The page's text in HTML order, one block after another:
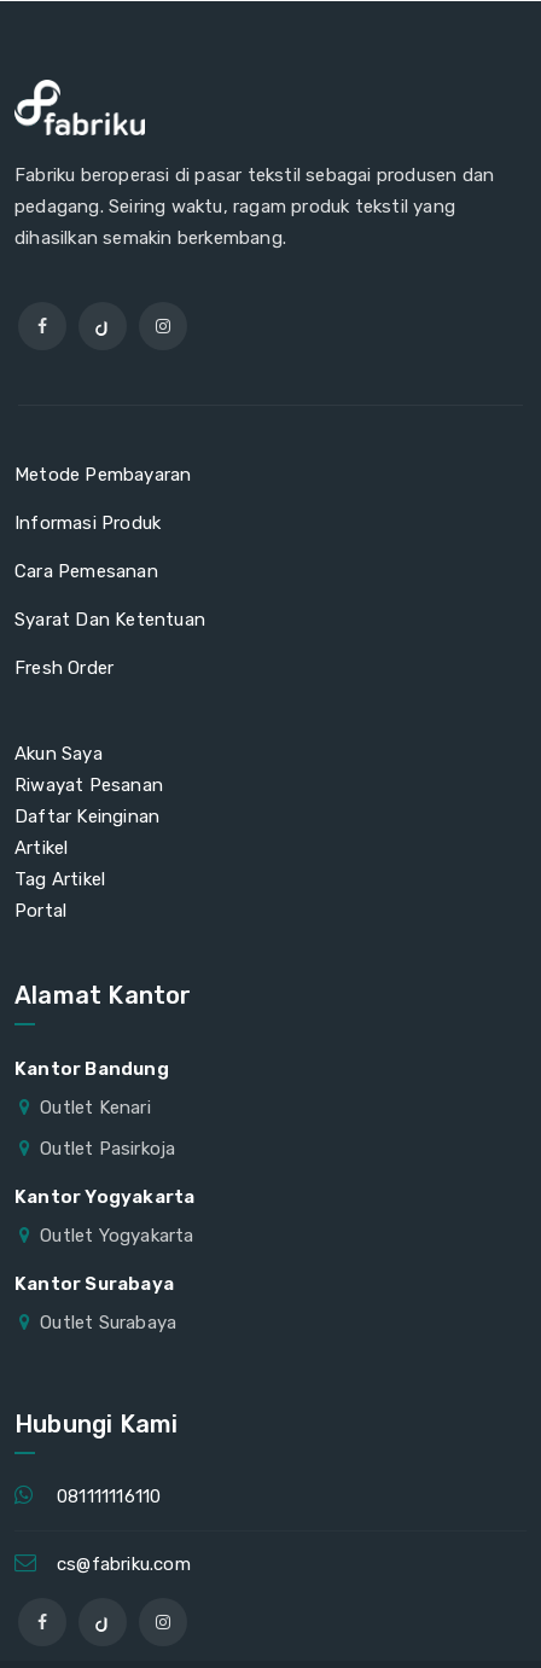
Fabriku beroperasi di pasar tekstil sebagai produsen dan
pedagang. Seiring waktu, ragam produk tekstil yang
dihasilkan semakin berkembang.
Metode Pembayaran
Informasi Produk
Cara Pemesanan
Syarat Dan Ketentuan
Fresh Order
Akun Saya
Riwayat Pesanan
Daftar Keinginan
Artikel
Tag Artikel
Portal
Alamat Kantor
Kantor Bandung
Outlet Kenari
Outlet Pasirkoja
Kantor Yogyakarta
Outlet Yogyakarta
Kantor Surabaya
Outlet Surabaya
Hubungi Kami
081111116110
cs@fabriku.com